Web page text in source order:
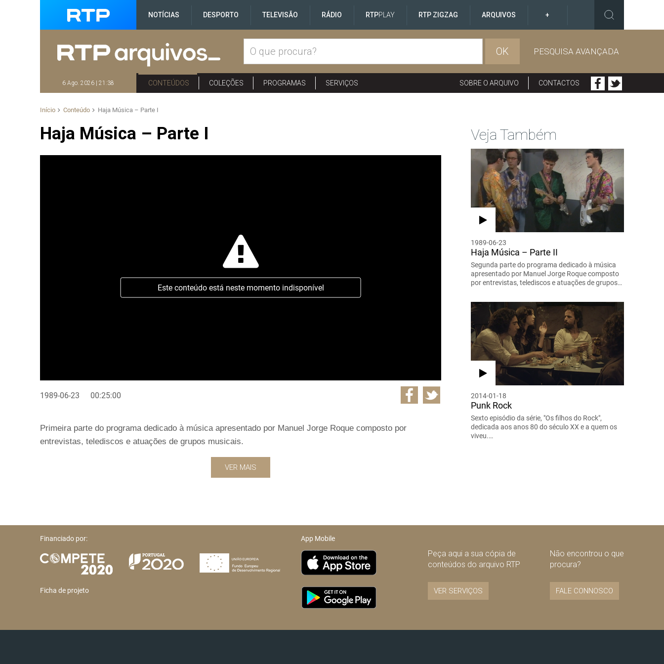
NOTÍCIAS DESPORTO TELEVISÃO RÁDIO RTPPLAY RTP ZIGZAG ARQUIVOS +
OK PESQUISA AVANÇADA
6 Ago. 2026 | 21:38 CONTEÚDOS COLEÇÕES PROGRAMAS SERVIÇOS SOBRE O ARQUIVO CONTACTOS
Início Conteúdo Haja Música – Parte I
Haja Música – Parte I
Este conteúdo está neste momento indisponível
1989-06-23 00:25:00
Primeira parte do programa dedicado à música apresentado por Manuel Jorge Roque composto por
entrevistas, telediscos e atuações de grupos musicais.
VER MAIS
Veja Também
1989-06-23
Haja Música – Parte II
Segunda parte do programa dedicado à música
apresentado por Manuel Jorge Roque composto
por entrevistas, telediscos e atuações de grupos…
2014-01-18
Punk Rock
Sexto episódio da série, "Os filhos do Rock",
dedicada aos anos 80 do século XX e a quem os
viveu.…
Financiado por:
Ficha de projeto
App Mobile
Peça aqui a sua cópia de
conteúdos do arquivo RTP
VER SERVIÇOS
Não encontrou o que
procura?
FALE CONNOSCO